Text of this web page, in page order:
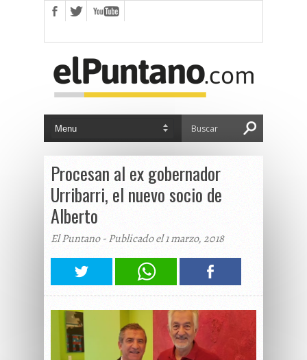
Procesan al ex gobernador
Urribarri, el nuevo socio de
Alberto
El Puntano - Publicado el 1 marzo, 2018